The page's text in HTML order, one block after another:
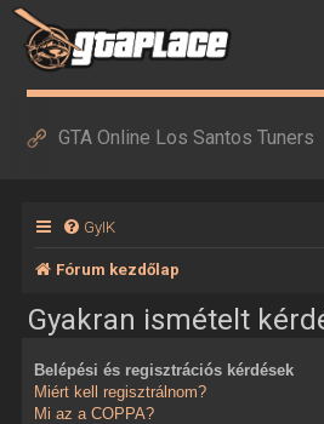
GTA Online Los Santos Tuners
GyIK
Fórum kezdőlap
Gyakran ismételt
Belépési és regisztrációs kérdések
Miért kell regisztrálnom?
Mi az a COPPA?